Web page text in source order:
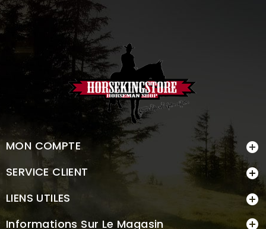
MON COMPTE 
SERVICE CLIENT 
LIENS UTILES 
Informations Sur Le Magasin 